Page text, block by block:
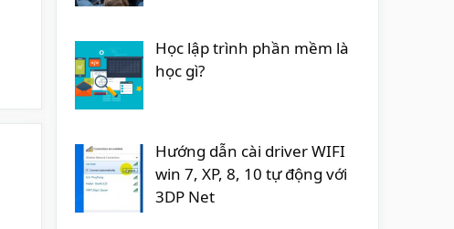
Học lập trình phần mềm là
học gì?
Hướng dẫn cài driver WIFI
win 7, XP, 8, 10 tự động với
3DP Net